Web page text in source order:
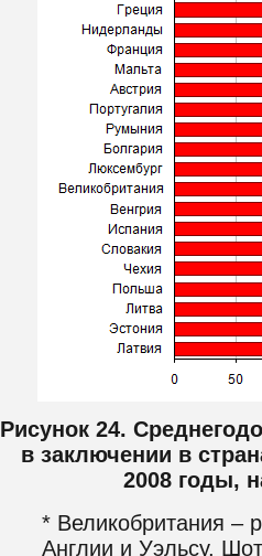
Рисунок 24.
в заключении в
2008 годы,
* Великобритания –
Англии и Уэльсу,